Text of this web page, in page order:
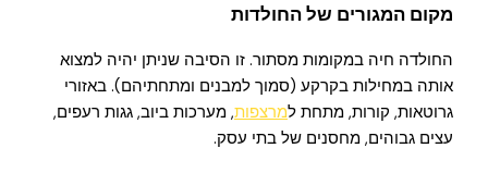
מקום המגורים של החולדות
החולדה חיה במקומות מסתור. זו הסיבה שניתן יהיה למצוא
אותה במחילות בקרקע (סמוך למבנים ומתחתיהם). באזורי
גרוטאות, קורות, מתחת למרצפות, מערכות ביוב, גגות רעפים,
עצים גבוהים, מחסנים של בתי עסק.